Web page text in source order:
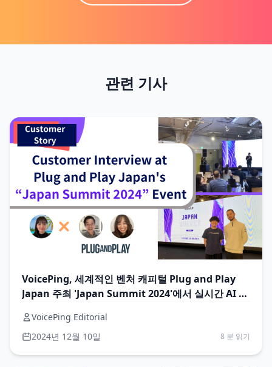
관련 기사
VoicePing, 세계적인 벤처 캐피털 Plug and Play
Japan 주최 'Japan Summit 2024'에서 실시간 AI 번
VoicePing Editorial
2024년 12월 10일
8 분 읽기